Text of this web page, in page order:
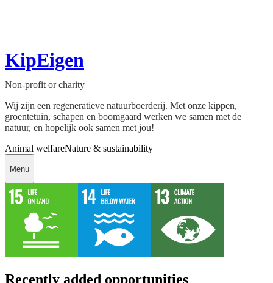
KipEigen
Non-profit or charity
Wij zijn een regeneratieve natuurboerderij. Met onze kippen,
groentetuin, schapen en boomgaard werken we samen met de
natuur, en hopelijk ook samen met jou!
Animal welfareNature & sustainability
Menu
Recently added opportunities